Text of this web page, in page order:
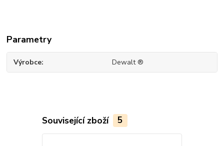
Parametry
Výrobce Dewalt ®
Související zboží 5